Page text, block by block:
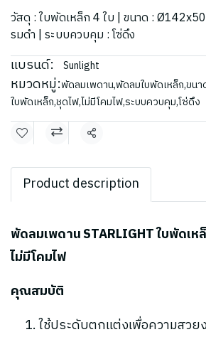
วัสดุ : ใบพัดเหล็ก 4 ใบ | ขนาด :
รมดำ | ระบบควบคุม : โซ่ดึง
แบรนด์: Sunlight
หมวดหมู่:พัดลมเพดาน,พัดลมใบพัดเหล็ก,ขนา
ใบพัดเหล็ก,ชุดไฟ,ไม่มีโคมไฟ,ระบบควบคุม,โซ่ดึง
แชร์
Product description
พัดลมเพดาน STARLIGHT ใบพัดเห
ไม่มีโคมไฟ
คุณสมบัติ
ใช้ประดับตกแต่งเพื่อความสวย